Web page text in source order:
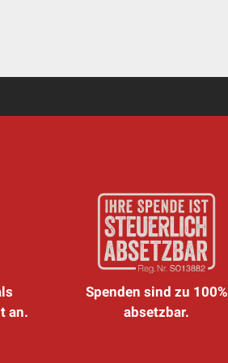
an.
Spenden sind zu 100%
absetzbar.